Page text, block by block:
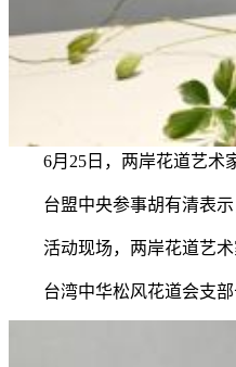
6月25日，两岸花道艺
台盟中央参事胡有清表示
活动现场，两岸花道艺术家
台湾中华松风花道会支部